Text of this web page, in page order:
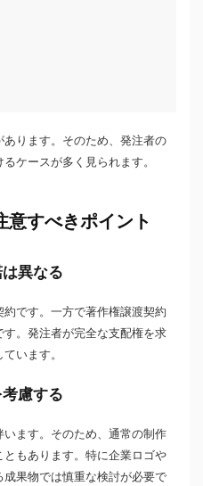
ります。そのため、発注者の
ケースが多く見られます。
意すべきポイント
異なる
です。一方で著作権譲渡契約
。発注者が完全な支配権を求
います。
慮する
ます。そのため、通常の制作
もあります。特に企業ロゴや
果物では慎重な検討が必要で